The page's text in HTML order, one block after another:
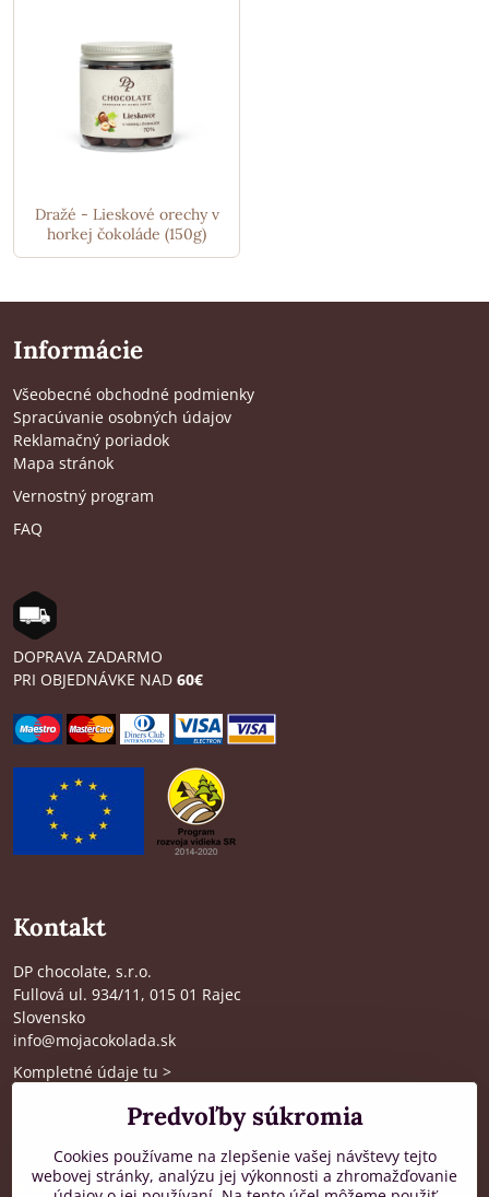
Dražé - Lieskové orechy v
horkej čokoláde (150g)
Informácie
Všeobecné obchodné podmienky
Spracúvanie osobných údajov
Reklamačný poriadok
Mapa stránok
Vernostný program
FAQ
DOPRAVA ZADARMO
PRI OBJEDNÁVKE NAD 60€
Kontakt
DP chocolate, s.r.o.
Fullová ul. 934/11, 015 01 Rajec
Slovensko
info@mojacokolada.sk
Kompletné údaje tu >
Kde nás nájdete
Zákaznícka podpora
Predvoľby súkromia
Cookies používame na zlepšenie vašej návštevy tejto
webovej stránky, analýzu jej výkonnosti a zhromažďovanie